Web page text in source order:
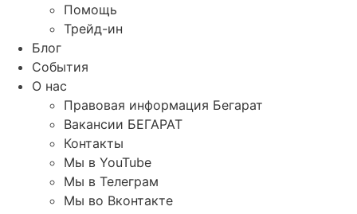
Помощь
Трейд-ин
Блог
События
О нас
Правовая информация Бегарат
Вакансии БЕГАРАТ
Контакты
Мы в YouTube
Мы в Телеграм
Мы во Вконтакте